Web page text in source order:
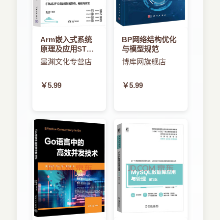
Arm嵌入式系统
原理及应用STMF
微控制器架构、
编程与开发
墨渊文化专营店
￥5.99
BP网络结构优化
与模型规范
博库网旗舰店
￥5.99
的用户 5分钟前 购买了本书